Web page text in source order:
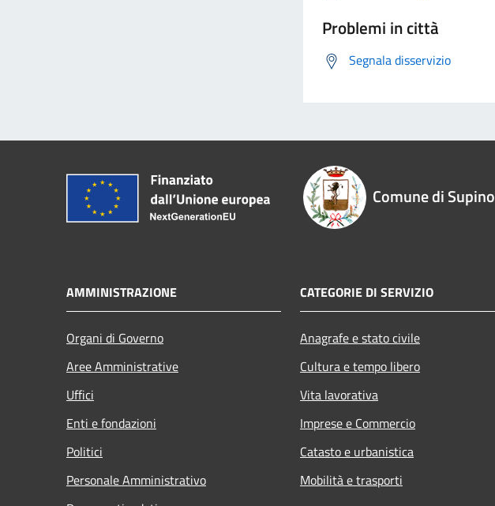
Problemi in città
Segnala disservizio
Comune di Supino
AMMINISTRAZIONE
Organi di Governo
Aree Amministrative
Uffici
Enti e fondazioni
Politici
Personale Amministrativo
CATEGORIE DI SERVIZIO
Anagrafe e stato civile
Cultura e tempo libero
Vita lavorativa
Imprese e Commercio
Catasto e urbanistica
Mobilità e trasporti